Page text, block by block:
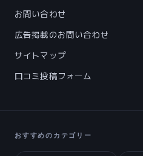
お問い合わせ
広告掲載のお問い合わせ
サイトマップ
口コミ投稿フォーム
おすすめのカテゴリー